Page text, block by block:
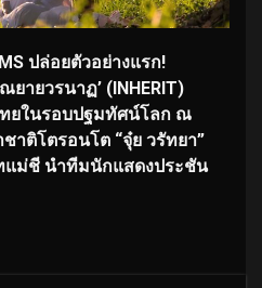
ปล่อยตัวอย่างแรก!
ายวรนาฏ’ (INHERIT)
ยในรอบปฐมทัศน์โลก ณ
าติโตรอนโต “จุ๋ย วรัทยา”
ม่ชี นำทีมนักแสดงประชัน